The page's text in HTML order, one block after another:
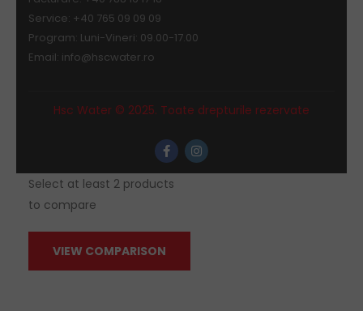
Service: +40 765 09 09 09
Program: Luni-Vineri: 09.00-17.00
Email: info@hscwater.ro
Hsc Water © 2025. Toate drepturile rezervate
Select at least 2 products
to compare
VIEW COMPARISON